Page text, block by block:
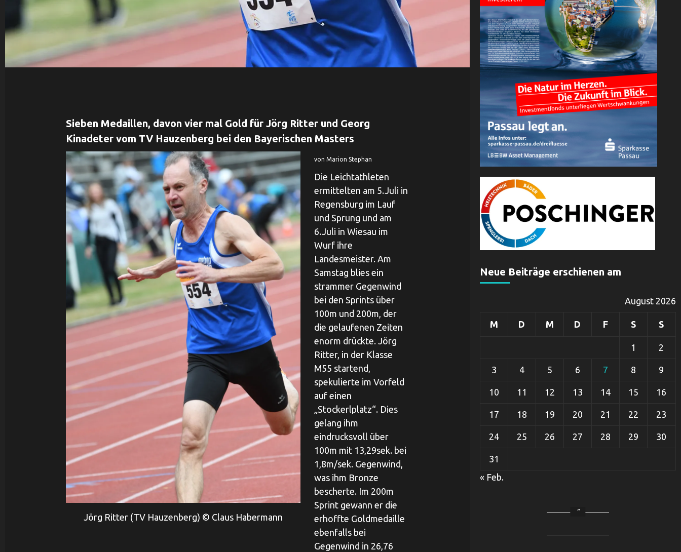
Sieben Medaillen, davon vier mal Gold für Jörg Ritter und Georg
Kinadeter vom TV Hauzenberg bei den Bayerischen Masters
Jörg Ritter (TV Hauzenberg) © Claus Habermann
von Marion Stephan
Die Leichtathleten
ermittelten am 5.Juli in
Regensburg im Lauf
und Sprung und am
6.Juli in Wiesau im
Wurf ihre
Landesmeister. Am
Samstag blies ein
strammer Gegenwind
bei den Sprints über
100m und 200m, der
die gelaufenen Zeiten
enorm drückte. Jörg
Ritter, in der Klasse
M55 startend,
spekulierte im Vorfeld
auf einen
„Stockerlplatz“. Dies
gelang ihm
eindrucksvoll über
100m mit 13,29sek. bei
1,8m/sek. Gegenwind,
was ihm Bronze
bescherte. Im 200m
Sprint gewann er die
erhoffte Goldmedaille
ebenfalls bei
Gegenwind in 26,76
Neue Beiträge erschienen am
August 2026
M D M D F S S
1 2
3 4 5 6 7 8 9
10 11 12 13 14 15 16
17 18 19 20 21 22 23
24 25 26 27 28 29 30
31
« Feb.